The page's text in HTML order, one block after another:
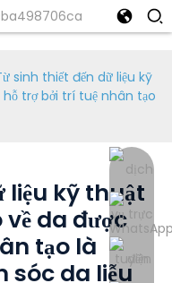
sinh thiết đến dữ liệu kỹ
trợ bởi trí tuệ nhân tạo
liệu kỹ thuật
về da được
tạo là
sóc da liễu